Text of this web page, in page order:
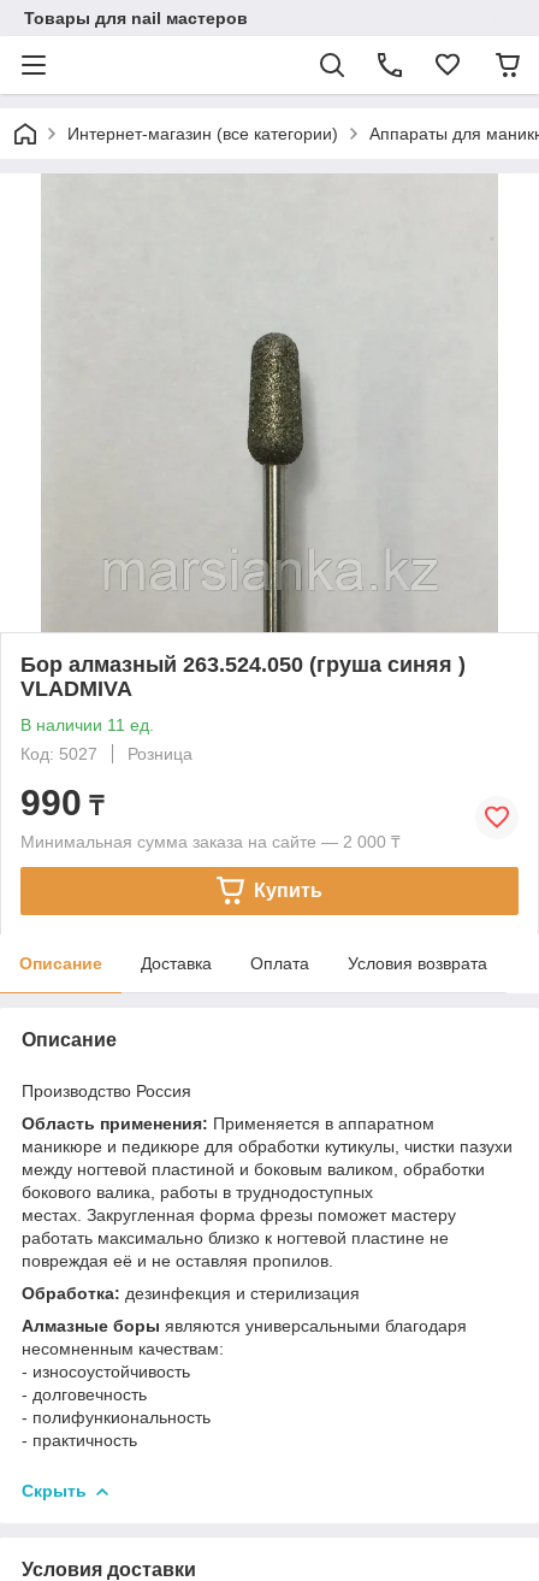
Товары для nail мастеров
Интернет-магазин (все категории) Аппараты для
Бор алмазный 263.524.050 (груша синяя )
VLADMIVA
В наличии 11 ед.
Код: 5027
Розница
990 ₸
Минимальная сумма заказа на сайте — 2 000 ₸
Купить
Описание Доставка Оплата Условия возврата
Описание
Производство Россия
Область применения: Применяется в аппаратном
маникюре и педикюре для обработки кутикулы, чистки пазухи
между ногтевой пластиной и боковым валиком, обработки
бокового валика, работы в труднодоступных
местах. Закругленная форма фрезы поможет мастеру
работать максимально близко к ногтевой пластине не
повреждая её и не оставляя пропилов.
Обработка: дезинфекция и стерилизация
Алмазные боры являются универсальными благодаря
несомненным качествам:
- износоустойчивость
- долговечность
- полифункиональность
- практичность
Скрыть
Условия доставки